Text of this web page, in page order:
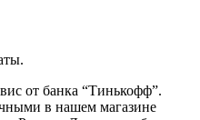
от банка “Тинькофф”.
в нашем магазине